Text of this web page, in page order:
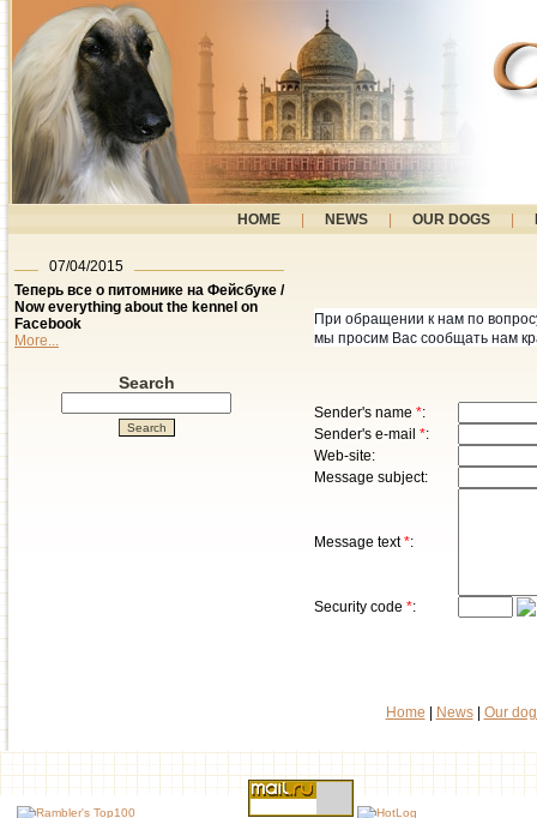
HOME NEWS OUR DOGS
07/04/2015
Теперь все о питомнике на Фейсбуке /
Now everything about the kennel on
Facebook
More...
Search
При обращении к нам по
мы просим Вас сообщать нам
Sender's name *:
Sender's e-mail *:
Web-site:
Message subject:
Message text*:
Security code *:
Home News Our